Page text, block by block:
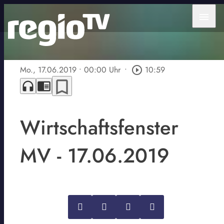
Mo., 17.06.2019 • 00:00 Uhr • play_circle_outline 10:59
headphones chrome_reader_mode bookmark_border
Wirtschaftsfenster
MV - 17.06.2019